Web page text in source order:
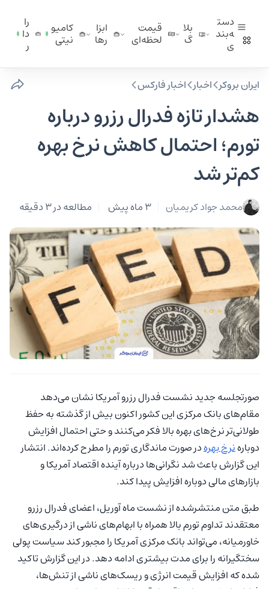
دست
ه‌بند
ی
بلا
گ
قیمت
لحظه‌ای
ابزا
ر‌ها
کامیو
نیتی
را
دا
ر
ایران بروکر اخبار اخبار فارکس
هشدار تازه فدرال رزرو درباره
تورم؛ احتمال کاهش نرخ بهره
کم‌تر شد
محمد جواد کریمیان 3 ماه پیش مطالعه در 3 دقیقه
صورتجلسه جدید نشست فدرال رزرو آمریکا نشان می‌دهد
مقام‌های بانک مرکزی این کشور اکنون بیش از گذشته به حفظ
طولانی‌تر نرخ‌های بهره بالا فکر می‌کنند و حتی احتمال افزایش
دوبارهنرخ بهرهدر صورت ماندگاری تورم را مطرح کرده‌اند. انتشار
این گزارش باعث شد نگرانی‌ها درباره آینده اقتصاد آمریکا و
بازارهای مالی دوباره افزایش پیدا کند.
طبق متن منتشرشده از نشست ماه آوریل، اعضای فدرال رزرو
معتقدند تداوم تورم بالا همراه با ابهام‌های ناشی از درگیری‌های
خاورمیانه، می‌تواند بانک مرکزی آمریکا را مجبور کند سیاست پولی
سختگیرانه را برای مدت بیشتری ادامه دهد. در این گزارش تاکید
شده که افزایش قیمت انرژی و ریسک‌های ناشی از تنش‌ها،